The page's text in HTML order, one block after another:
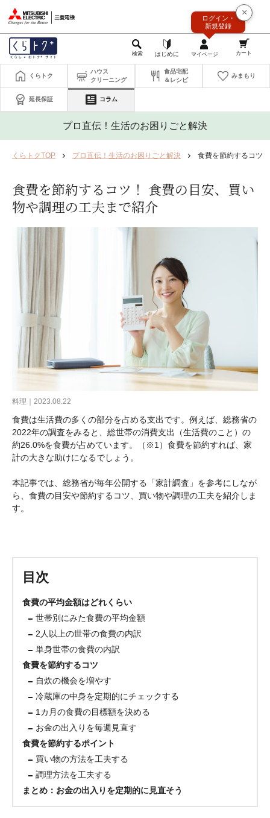
×
ログイン・
新規登録
くらトク
ハウス
クリーニング
食品宅配
＆レシピ
みまもり
延長保証 コラム
プロ直伝！生活のお困りごと解決
くらトクTOP プロ直伝！生活のお困りごと解決 食費を節約するコツ
食費を節約するコツ！ 食費の目安、買い
物や調理の工夫まで紹介
料理｜2023.08.22
食費は生活費の多くの部分を占める支出です。例えば、総務省の
2022年の調査をみると、総世帯の消費支出（生活費のこと）の
約26.0%を食費が占めています。（※1）食費を節約すれば、家
計の大きな助けになるでしょう。
本記事では、総務省が毎年公開する「家計調査」を参考にしなが
ら、食費の目安や節約するコツ、買い物や調理の工夫を紹介しま
す。
目次
食費の平均金額はどれくらい
世帯別にみた食費の平均金額
2人以上の世帯の食費の内訳
単身世帯の食費の内訳
食費を節約するコツ
自炊の機会を増やす
冷蔵庫の中身を定期的にチェックする
1カ月の食費の目標額を決める
お金の出入りを毎週見直す
食費を節約するポイント
買い物の方法を工夫する
調理方法を工夫する
まとめ：お金の出入りを定期的に見直そう